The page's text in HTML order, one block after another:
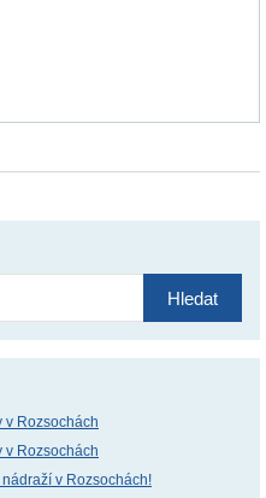
v Rozsochách
v Rozsochách
v Rozsochách!